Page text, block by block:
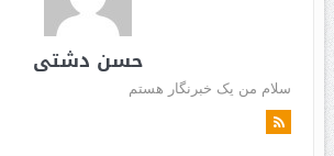
حسن دشتی
سلام من یک خبرنگار هستم